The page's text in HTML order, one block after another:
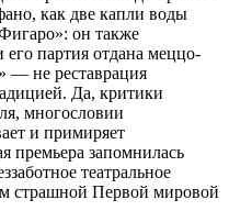
как две капли воды
он также
его партия отдана меццо-
— не реставрация
Да, критики
многословии
и примиряет
премьера запомнилась
театральное
страшной Первой мировой